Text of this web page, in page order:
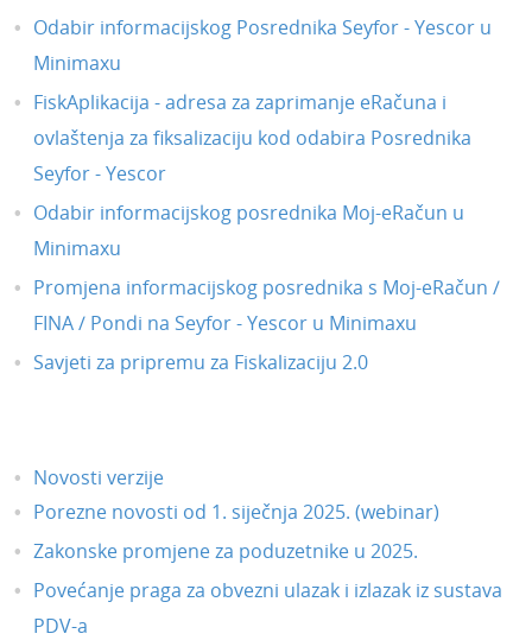
Odabir informacijskog Posrednika Seyfor - Yescor u
Minimaxu
FiskAplikacija - adresa za zaprimanje eRačuna i
ovlaštenja za fiksalizaciju kod odabira Posrednika
Seyfor - Yescor
Odabir informacijskog posrednika Moj-eRačun u
Minimaxu
Promjena informacijskog posrednika s Moj-eRačun /
FINA / Pondi na Seyfor - Yescor u Minimaxu
Savjeti za pripremu za Fiskalizaciju 2.0
Novosti verzije
Porezne novosti od 1. siječnja 2025. (webinar)
Zakonske promjene za poduzetnike u 2025.
Povećanje praga za obvezni ulazak i izlazak iz sustava
PDV-a